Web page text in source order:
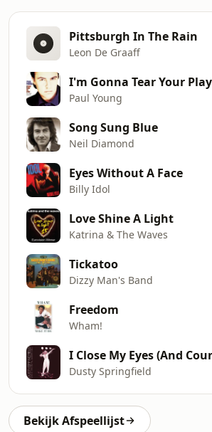
Pittsburgh In The Rain
Leon De Graaff
Paul Young
Song Sung Blue
Neil Diamond
Eyes Without A Face
Billy Idol
Love Shine A Light
Katrina & The Waves
Tickatoo
Dizzy Man's Band
Freedom
Wham!
Dusty Springfield
Bekijk Afspeellijst